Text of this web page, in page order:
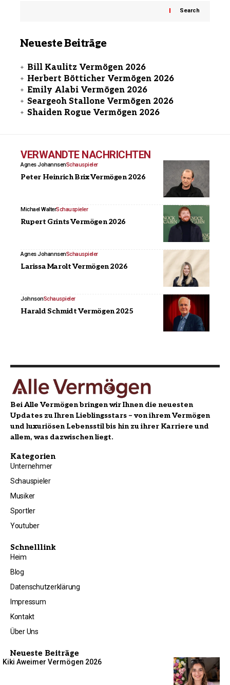
Search
Neueste Beiträge
Bill Kaulitz Vermögen 2026
Herbert Bötticher Vermögen 2026
Emily Alabi Vermögen 2026
Seargeoh Stallone Vermögen 2026
Shaiden Rogue Vermögen 2026
VERWANDTE NACHRICHTEN
Agnes JohannsenSchauspieler
Peter Heinrich Brix Vermögen 2026
Michael WalterSchauspieler
Rupert Grints Vermögen 2026
Agnes JohannsenSchauspieler
Larissa Marolt Vermögen 2026
JohnsonSchauspieler
Harald Schmidt Vermögen 2025
Bei Alle Vermögen bringen wir Ihnen die neuesten
Updates zu Ihren Lieblingsstars – von ihrem Vermögen
und luxuriösen Lebensstil bis hin zu ihrer Karriere und
allem, was dazwischen liegt.
Kategorien
Unternehmer
Schauspieler
Musiker
Sportler
Youtuber
Schnelllink
Heim
Blog
Datenschutzerklärung
Impressum
Kontakt
Über Uns
Neueste Beiträge
Kiki Aweimer Vermögen 2026